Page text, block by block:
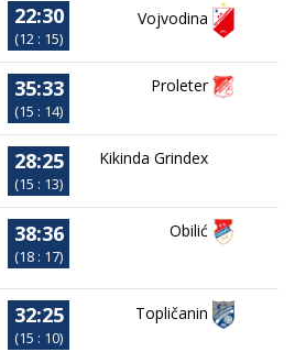
22:30
(12 : 15)
Vojvodina
35:33
(15 : 14)
Proleter
28:25
(15 : 13)
Kikinda Grindex
38:36
(18 : 17)
Obilić
32:25
(15 : 10)
Topličanin